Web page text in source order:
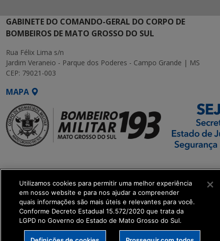
GABINETE DO COMANDO-GERAL DO CORPO DE
BOMBEIROS DE MATO GROSSO DO SUL
Rua Félix Lima s/n
Jardim Veraneio - Parque dos Poderes - Campo Grande | MS
CEP: 79021-003
MAPA
Transformação Digital
get_footer();
Utilizamos cookies para permitir uma melhor experiência
em nosso website e para nos ajudar a compreender
quais informações são mais úteis e relevantes para você.
Conforme Decreto Estadual 15.572/2020 que trata da
LGPD no Governo do Estado de Mato Grosso do Sul.